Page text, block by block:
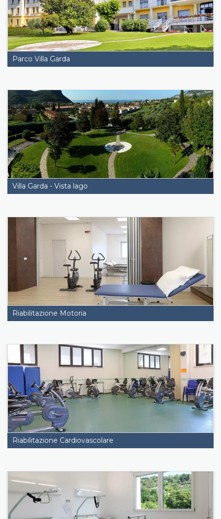
Parco Villa Garda
Villa Garda - Vista lago
Riabilitazione Motoria
Riabilitazione Cardiovascolare